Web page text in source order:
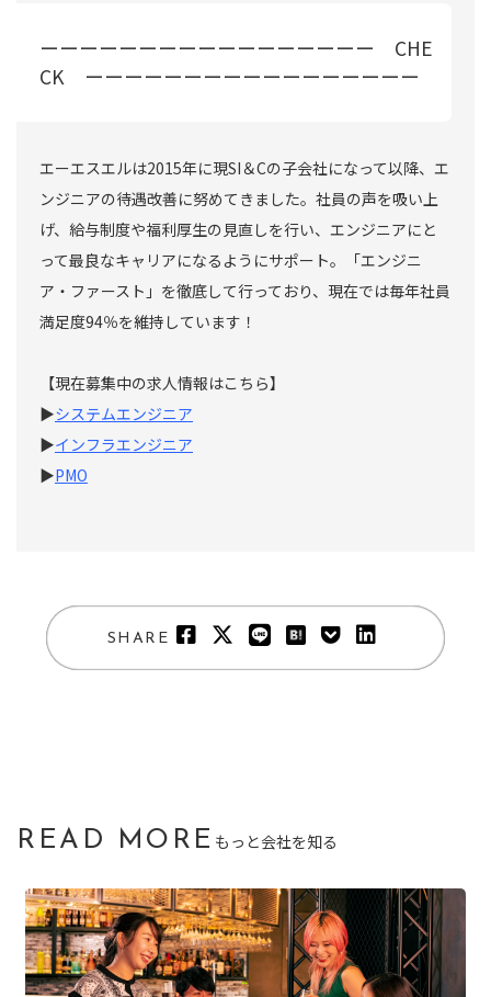
ーーーーーーーーーーーーーーーーー CHE
CK ーーーーーーーーーーーーーーーーー
エーエスエルは2015年に現SI＆Cの子会社になって以降、エ
ンジニアの待遇改善に努めてきました。社員の声を吸い上
げ、給与制度や福利厚生の見直しを行い、エンジニアにと
って最良なキャリアになるようにサポート。「エンジニ
ア・ファースト」を徹底して行っており、現在では毎年社員
満足度94％を維持しています！
【現在募集中の求人情報はこちら】
▶システムエンジニア
▶インフラエンジニア
▶PMO
SHARE
READ MORE もっと会社を知る